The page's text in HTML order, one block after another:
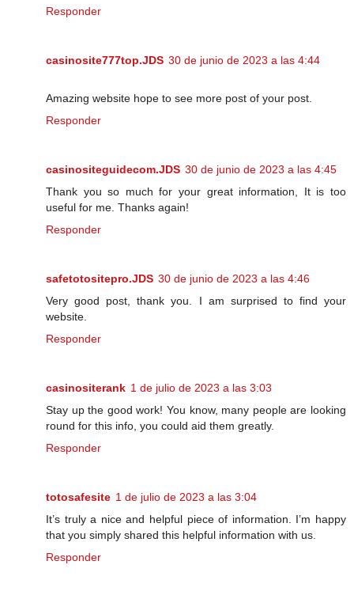
Responder
casinosite777top.JDS 30 de junio de 2023 a las 4:44
Amazing website hope to see more post of your post.
Responder
casinositeguidecom.JDS 30 de junio de 2023 a las 4:45
Thank you so much for your great information, It is too
useful for me. Thanks again!
Responder
safetotositepro.JDS 30 de junio de 2023 a las 4:46
Very good post, thank you. I am surprised to find your
website.
Responder
casinositerank 1 de julio de 2023 a las 3:03
Stay up the good work! You know, many people are looking
round for this info, you could aid them greatly.
Responder
totosafesite 1 de julio de 2023 a las 3:04
It’s truly a nice and helpful piece of information. I’m happy
that you simply shared this helpful information with us.
Responder